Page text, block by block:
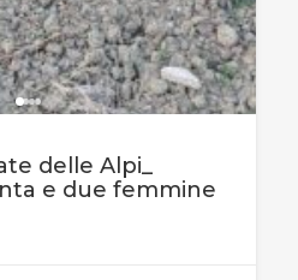
delle Alpi_
e due femmine